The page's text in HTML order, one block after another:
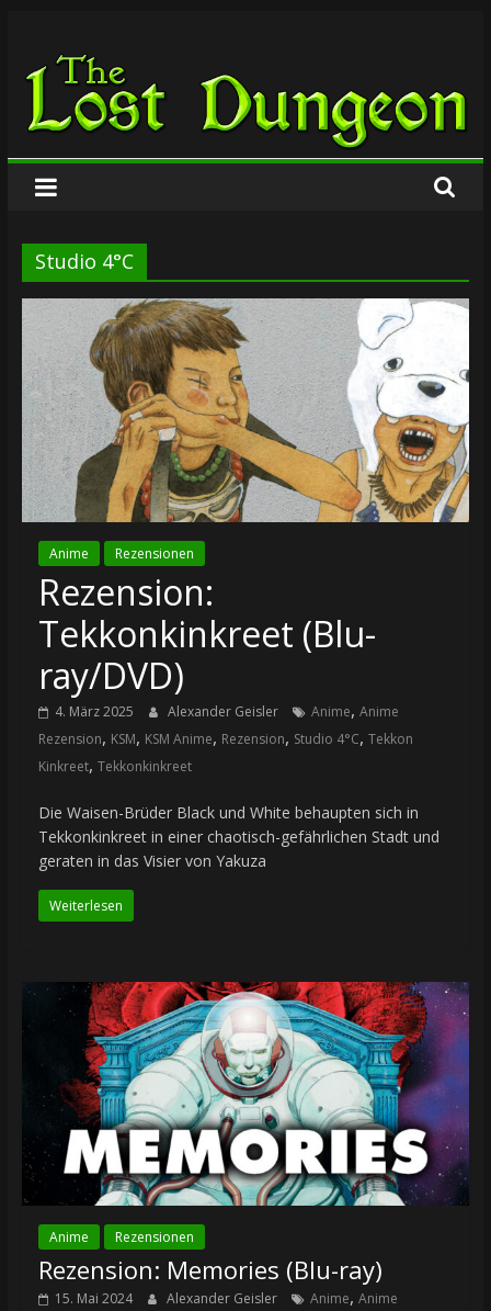
springen
The
Lost
Dungeon
Studio 4°C
Anime Rezensionen
Rezension:
Tekkonkinkreet (Blu-
ray/DVD)
4. März 2025 Alexander Geisler Anime, Anime
Rezension, KSM, KSM Anime, Rezension, Studio 4°C, Tekkon
Kinkreet, Tekkonkinkreet
Die Waisen-Brüder Black und White behaupten sich in
Tekkonkinkreet in einer chaotisch-gefährlichen Stadt und
geraten in das Visier von Yakuza
Weiterlesen
Anime Rezensionen
Rezension: Memories (Blu-ray)
15. Mai 2024 Alexander Geisler Anime, Anime